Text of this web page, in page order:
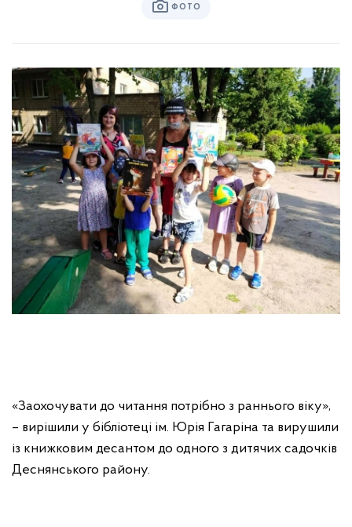
ФОТО
«Заохочувати до читання потрібно з раннього віку»,
– вирішили у бібліотеці ім. Юрія Гагаріна та вирушили
із книжковим десантом до одного з дитячих садочків
Деснянського району.